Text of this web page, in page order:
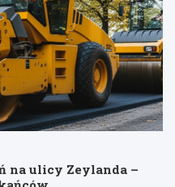
na ulicy Zeylanda –